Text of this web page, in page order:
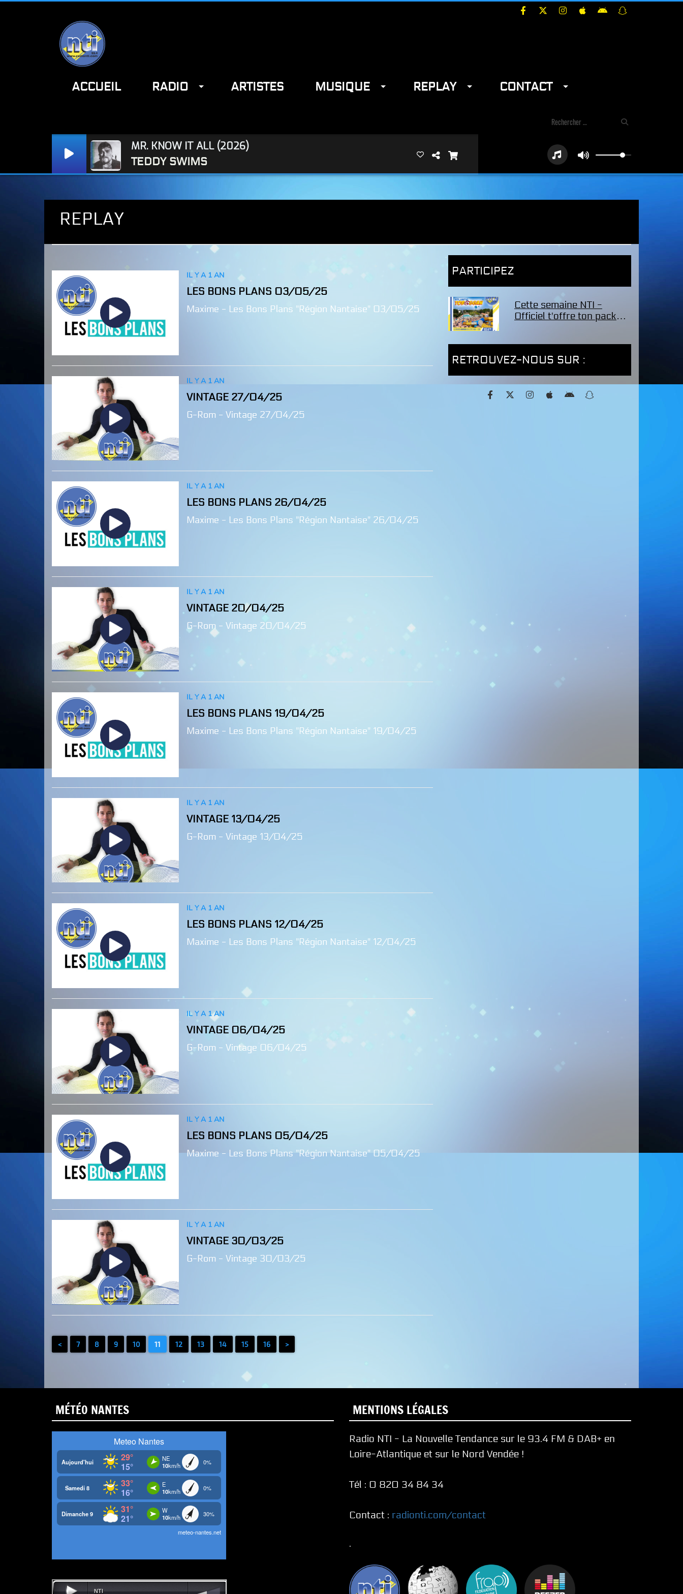
ACCUEIL RADIO ARTISTES MUSIQUE REPLAY CONTACT
MR. KNOW IT ALL (2026)
TEDDY SWIMS
REPLAY
IL Y A 1 AN
LES BONS PLANS 03/05/25
Maxime - Les Bons Plans "Région Nantaise" 03/05/25
IL Y A 1 AN
VINTAGE 27/04/25
G-Rom - Vintage 27/04/25
IL Y A 1 AN
LES BONS PLANS 26/04/25
Maxime - Les Bons Plans "Région Nantaise" 26/04/25
IL Y A 1 AN
VINTAGE 20/04/25
G-Rom - Vintage 20/04/25
IL Y A 1 AN
LES BONS PLANS 19/04/25
Maxime - Les Bons Plans "Région Nantaise" 19/04/25
IL Y A 1 AN
VINTAGE 13/04/25
G-Rom - Vintage 13/04/25
IL Y A 1 AN
LES BONS PLANS 12/04/25
Maxime - Les Bons Plans "Région Nantaise" 12/04/25
IL Y A 1 AN
VINTAGE 06/04/25
G-Rom - Vintage 06/04/25
IL Y A 1 AN
LES BONS PLANS 05/04/25
Maxime - Les Bons Plans "Région Nantaise" 05/04/25
IL Y A 1 AN
VINTAGE 30/03/25
G-Rom - Vintage 30/03/25
< 7 8 9 10 11 12 13 14 15 16 >
PARTICIPEZ
Cette semaine NTI -
Officiel t'offre ton pack
RETROUVEZ-NOUS SUR :
MÉTÉO NANTES MENTIONS LÉGALES
Radio NTI - La Nouvelle Tendance sur le 93.4 FM & DAB+ en
Loire-Atlantique et sur le Nord Vendée !
Tél : 0 820 34 84 34
Contact : radionti.com/contact
.